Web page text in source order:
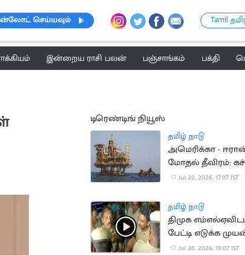
செய்யவும் Tamil
இன்றைய ராசி பலன் பஞ்சாங்கம் பக்தி
டிரெண்டிங் நியூஸ்
தமிழ் நாடு
அமெரிக்கா -
மோதல் தீவிரம்:
எண்ணெய்
Jul 20, 2026, 17:07 IST
தமிழ் நாடு
திமுக
பேட்டி எடுக்க
Jul 20, 2026, 15:07 IST